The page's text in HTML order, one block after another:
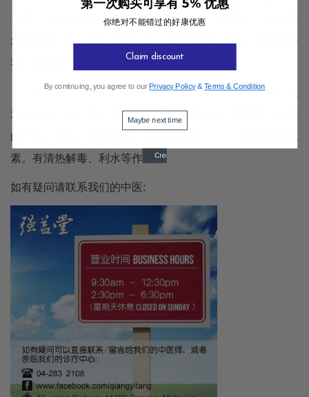
卜素，可以补充患者体内维生素A的缺乏。白萝卜，含有碳
水化合物、钙、磷、胡萝卜素、维生素C等成分。有清热解
毒、消食等作用。
3、瓜类：苦瓜、黄瓜和丝瓜。苦瓜，含有蛋白质、碳
水化合物、钙、磷、胡萝卜素、维生素C等，有清热、解毒
的作用。黄瓜，含有糖类、氨基酸和B2、C、A等多种维生
素。有清热解毒、利水等作用。
如有疑问请联系我们的中医:
第一次购买可享有 5% 优惠
你绝对不能错过的好康优惠
Claim discount
By continuing, you agree to our Privacy Policy&Terms & Condition
Maybe next time